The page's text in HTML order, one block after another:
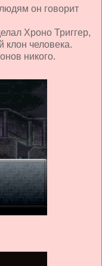
он говорит
Хроно Триггер,
клон человека.
никого.